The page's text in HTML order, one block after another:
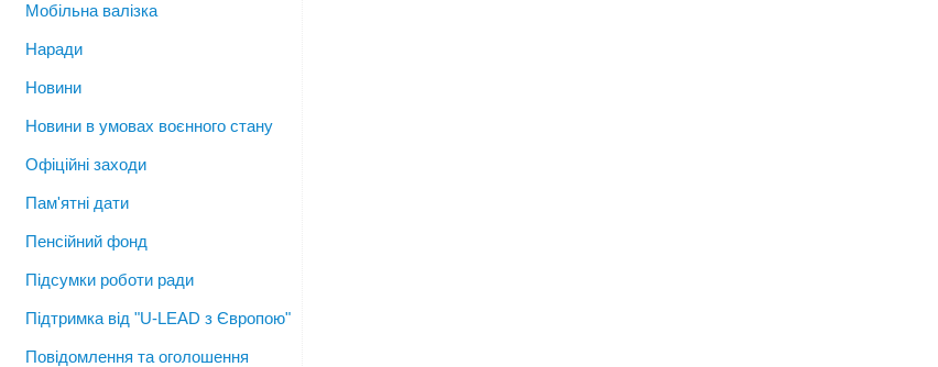
Мобільна валізка
Наради
Новини
Новини в умовах воєнного стану
Офіційні заходи
Пам'ятні дати
Пенсійний фонд
Підсумки роботи ради
Підтримка від "U-LEAD з Європою"
Повідомлення та оголошення